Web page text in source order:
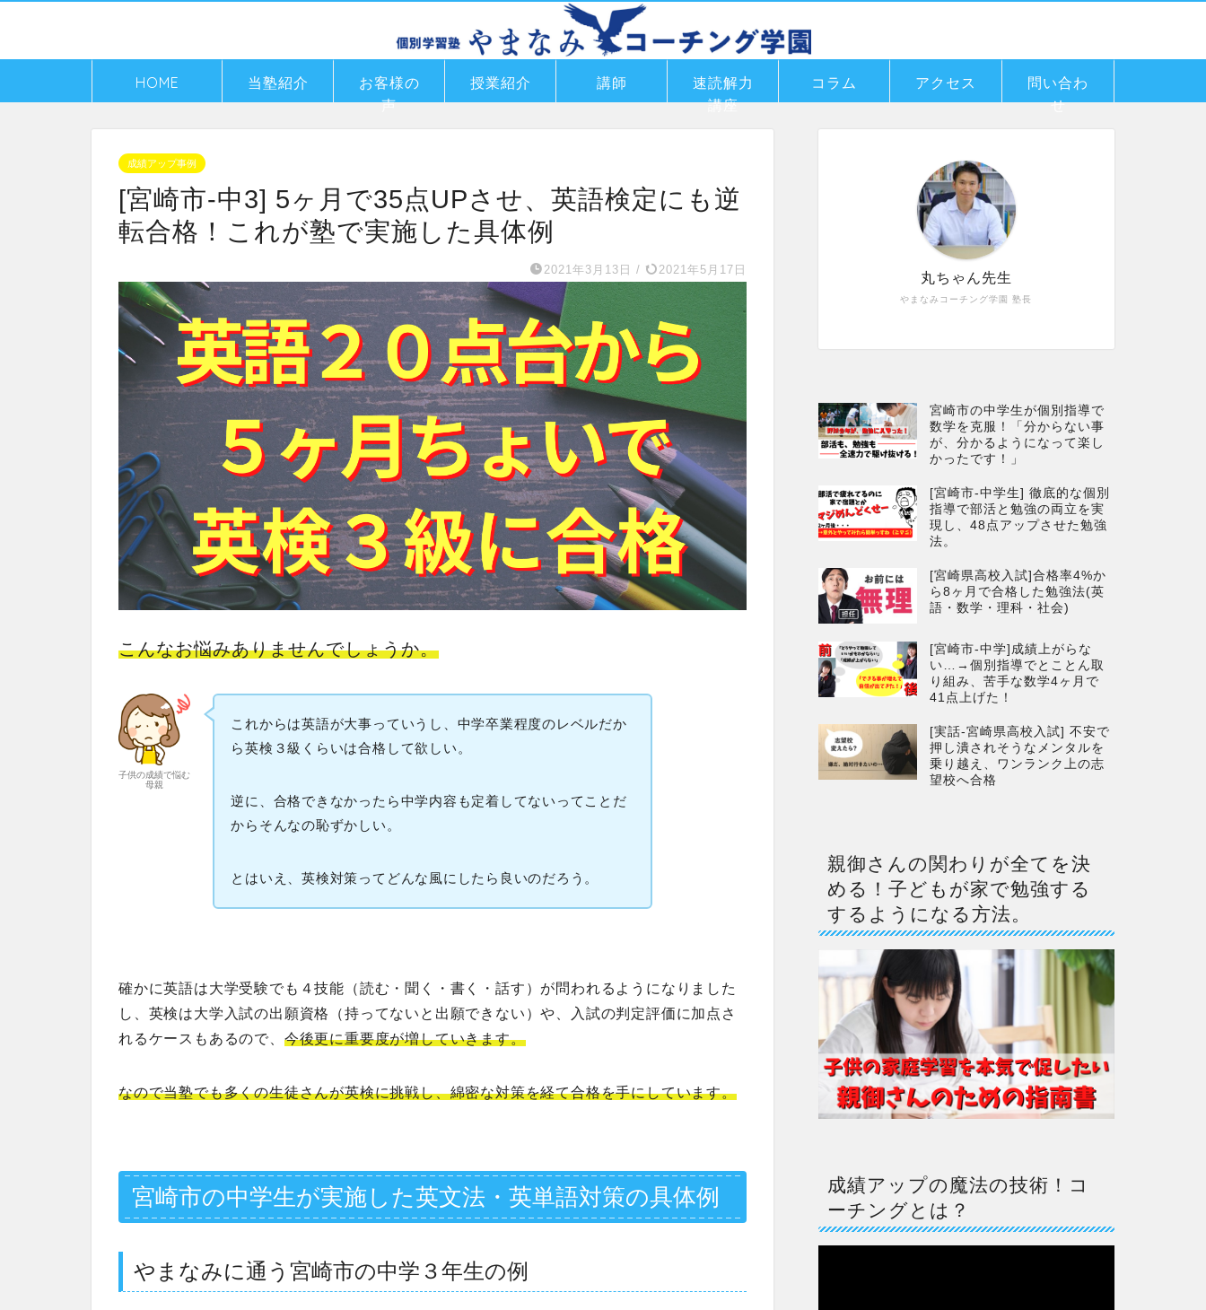
HOME 当塾紹介
お客様の
声
授業紹介 講師
速読解力
講座
コラム アクセス
問い合わ
せ
成績アップ事例
[宮崎市-中3] 5ヶ月で35点UPさせ、英語検定にも逆
転合格！これが塾で実施した具体例
2021年3月13日 / 2021年5月17日
こんなお悩みありませんでしょうか。
子供の成績で悩む
母親
これからは英語が大事っていうし、中学卒業程度のレベルだか
ら英検３級くらいは合格して欲しい。
逆に、合格できなかったら中学内容も定着してないってことだ
からそんなの恥ずかしい。
とはいえ、英検対策ってどんな風にしたら良いのだろう。
確かに英語は大学受験でも４技能（読む・聞く・書く・話す）が問われるようになりました
し、英検は大学入試の出願資格（持ってないと出願できない）や、入試の判定評価に加点さ
れるケースもあるので、 今後更に重要度が増していきます。
なので当塾でも多くの生徒さんが英検に挑戦し、綿密な対策を経て合格を手にしています。
宮崎市の中学生が実施した英文法・英単語対策の具体例
やまなみに通う宮崎市の中学３年生の例
やまなみコーチング学園 塾長
丸ちゃん先生
宮崎市の中学生が個別指導で
数学を克服！「分からない事
が、分かるようになって楽し
かったです！」
[宮崎市-中学生] 徹底的な個別
指導で部活と勉強の両立を実
現し、48点アップさせた勉強
法。
[宮崎県高校入試]合格率4%か
ら8ヶ月で合格した勉強法(英
語・数学・理科・社会)
[宮崎市-中学]成績上がらな
い…→個別指導でとことん取
り組み、苦手な数学4ヶ月で
41点上げた！
[実話-宮崎県高校入試] 不安で
押し潰されそうなメンタルを
乗り越え、ワンランク上の志
望校へ合格
親御さんの関わりが全てを決
める！子どもが家で勉強する
するようになる方法。
成績アップの魔法の技術！コ
ーチングとは？